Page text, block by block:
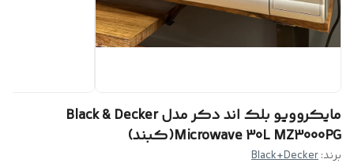
مایکروویو بلک اند دکر مدل Black & Decker
Microwave 30L MZ3000PG(کبند)
برند:Black+Decker